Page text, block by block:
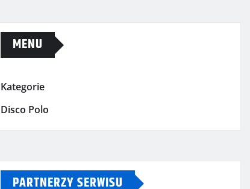
MENU
Kategorie
Disco Polo
PARTNERZY SERWISU